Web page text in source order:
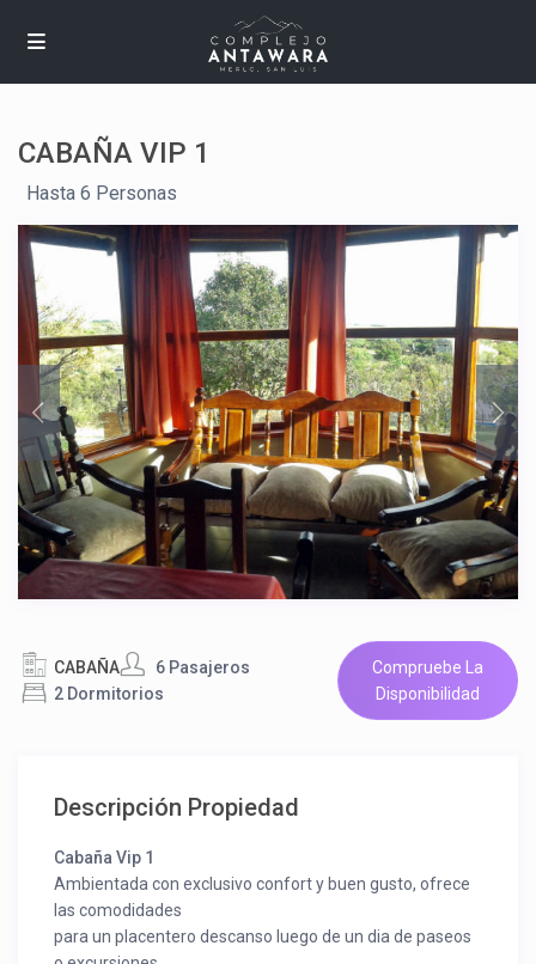
CABAÑA VIP 1
Hasta 6 Personas
CABAÑA
6 Pasajeros
2 Dormitorios
Compruebe La
Disponibilidad
Descripción Propiedad
Cabaña Vip 1
Ambientada con exclusivo confort y buen gusto, ofrece
las comodidades
para un placentero descanso luego de un dia de paseos